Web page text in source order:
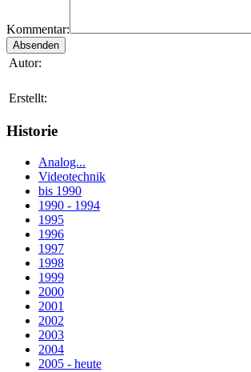
Kommentar:
Autor:
Erstellt:
Historie
Analog...
Videotechnik
bis 1990
1990 - 1994
1995
1996
1997
1998
1999
2000
2001
2002
2003
2004
2005 - heute